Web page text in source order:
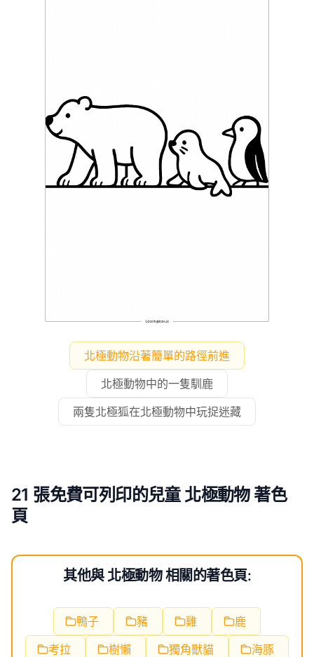
北極動物沿著簡單的路徑前進
北極動物中的一隻馴鹿
兩隻北極狐在北極動物中玩捉迷藏
21 張免費可列印的兒童 北極動物 著色
頁
其他與 北極動物 相關的著色頁:
鴨子 豬 雞
鹿
考拉
樹懶 獨角獸貓
海豚